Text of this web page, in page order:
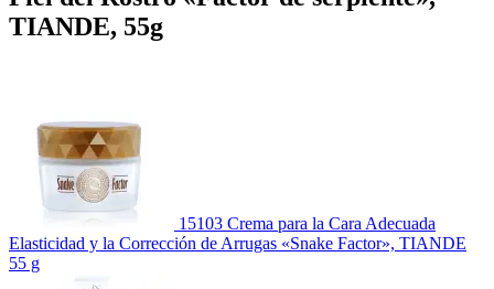
TIANDE, 55g
15103 Crema para la Cara Adecuada
Elasticidad y la Corrección de Arrugas «Snake Factor», TIANDE
55 g